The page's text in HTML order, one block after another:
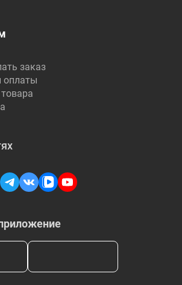
заказ
оплаты